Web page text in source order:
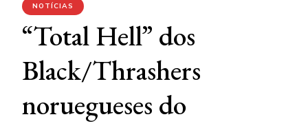
NOTÍCIAS
“Total Hell” dos
Black/Thrashers
noruegueses do